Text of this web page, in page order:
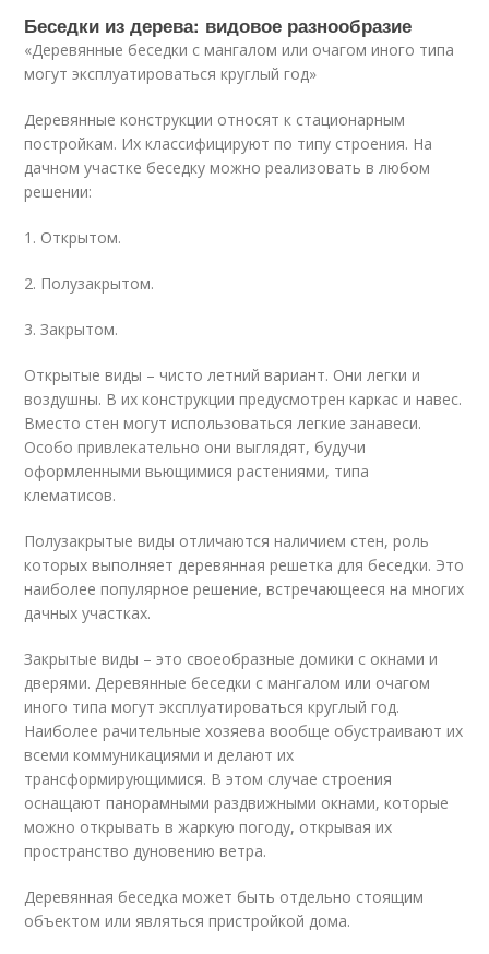
Беседки из дерева: видовое разнообразие
«Деревянные беседки с мангалом или очагом иного типа
могут эксплуатироваться круглый год»
Деревянные конструкции относят к стационарным
постройкам. Их классифицируют по типу строения. На
дачном участке беседку можно реализовать в любом
решении:
1.​ Открытом.
2.​ Полузакрытом.
3.​ Закрытом.
Открытые виды – чисто летний вариант. Они легки и
воздушны. В их конструкции предусмотрен каркас и навес.
Вместо стен могут использоваться легкие занавеси.
Особо привлекательно они выглядят, будучи
оформленными вьющимися растениями, типа
клематисов.
Полузакрытые виды отличаются наличием стен, роль
которых выполняет деревянная решетка для беседки. Это
наиболее популярное решение, встречающееся на многих
дачных участках.
Закрытые виды – это своеобразные домики с окнами и
дверями. Деревянные беседки с мангалом или очагом
иного типа могут эксплуатироваться круглый год.
Наиболее рачительные хозяева вообще обустраивают их
всеми коммуникациями и делают их
трансформирующимися. В этом случае строения
оснащают панорамными раздвижными окнами, которые
можно открывать в жаркую погоду, открывая их
пространство дуновению ветра.
Деревянная беседка может быть отдельно стоящим
объектом или являться пристройкой дома.